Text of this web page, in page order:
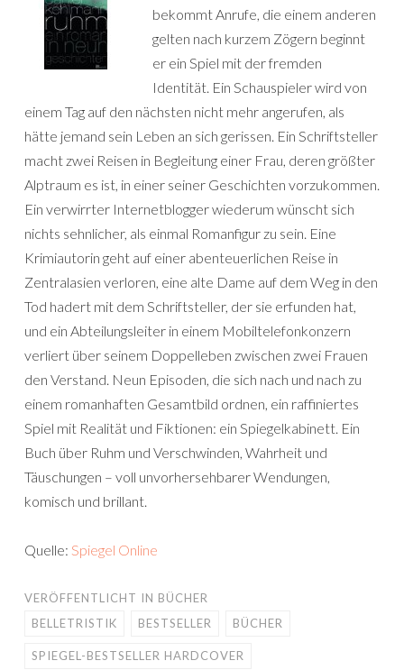
bekommt Anrufe, die einem anderen
gelten nach kurzem Zögern beginnt
er ein Spiel mit der fremden
Identität. Ein Schauspieler wird von
einem Tag auf den nächsten nicht mehr angerufen, als
hätte jemand sein Leben an sich gerissen. Ein Schriftsteller
macht zwei Reisen in Begleitung einer Frau, deren größter
Alptraum es ist, in einer seiner Geschichten vorzukommen.
Ein verwirrter Internetblogger wiederum wünscht sich
nichts sehnlicher, als einmal Romanfigur zu sein. Eine
Krimiautorin geht auf einer abenteuerlichen Reise in
Zentralasien verloren, eine alte Dame auf dem Weg in den
Tod hadert mit dem Schriftsteller, der sie erfunden hat,
und ein Abteilungsleiter in einem Mobiltelefonkonzern
verliert über seinem Doppelleben zwischen zwei Frauen
den Verstand. Neun Episoden, die sich nach und nach zu
einem romanhaften Gesamtbild ordnen, ein raffiniertes
Spiel mit Realität und Fiktionen: ein Spiegelkabinett. Ein
Buch über Ruhm und Verschwinden, Wahrheit und
Täuschungen – voll unvorhersehbarer Wendungen,
komisch und brillant.
Quelle: Spiegel Online
VERÖFFENTLICHT IN BÜCHER
BELLETRISTIK
BESTSELLER BÜCHER
SPIEGEL-BESTSELLER HARDCOVER